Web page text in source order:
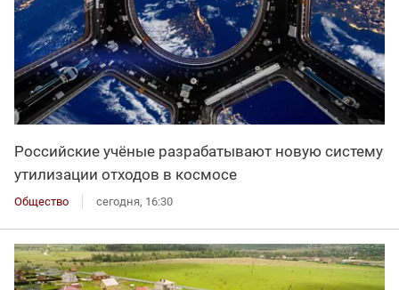
Российские учёные разрабатывают новую систему
утилизации отходов в космосе
Общество сегодня, 16:30